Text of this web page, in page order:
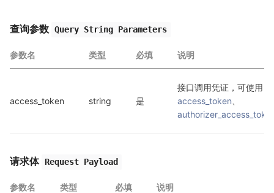
查询参数 Query String Parameters
参数名 类型 必填 说明
access_token string 是
access_token
请求体 Request Payload
参数名 类型 必填 说明